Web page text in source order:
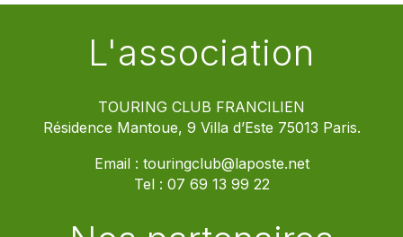
L'association
TOURING CLUB FRANCILIEN
Résidence Mantoue, 9 Villa d’Este 75013 Paris.
Email : touringclub@laposte.net
Tel : 07 69 13 99 22